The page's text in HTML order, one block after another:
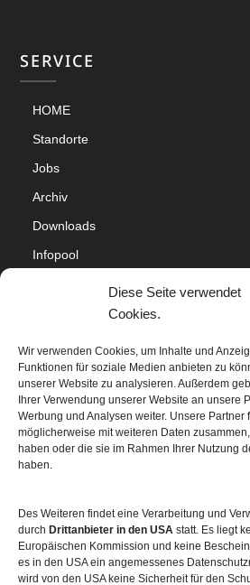
Diese Seite verwendet
Cookies.
Wir verwenden Cookies, um Inhalte und
Funktionen für soziale Medien anbieten zu
unserer Website zu analysieren. Außerdem
Ihrer Verwendung unserer Website an unsere
Werbung und Analysen weiter. Unsere Partner
möglicherweise mit weiteren Daten
haben oder die sie im Rahmen Ihrer Nutzung
haben.
Des Weiteren findet eine Verarbeitung und
durch Drittanbieter in den USA statt. Es liegt
Europäischen Kommission und keine
es in den USA ein angemessenes
wird von den USA keine Sicherheit für den
SERVICE
HOME
Standorte
Jobs
Archiv
Downloads
Infopool
Sitemap